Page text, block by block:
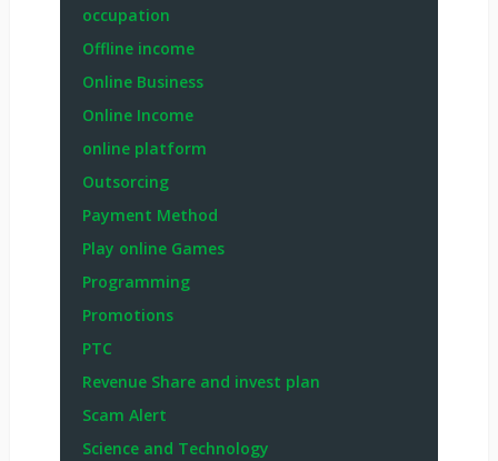
occupation
Offline income
Online Business
Online Income
online platform
Outsorcing
Payment Method
Play online Games
Programming
Promotions
PTC
Revenue Share and invest plan
Scam Alert
Science and Technology